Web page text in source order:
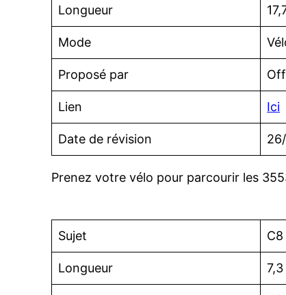
Longueur
Mode
Proposé par
Lien Ici
Date de révision
Prenez votre vélo pour parcourir les
Sujet
Longueur